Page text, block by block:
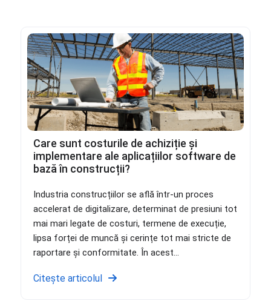
Care sunt costurile de achiziție și
implementare ale aplicațiilor software de
bază în construcții?
Industria construcțiilor se află într-un proces
accelerat de digitalizare, determinat de presiuni tot
mai mari legate de costuri, termene de execuție,
lipsa forței de muncă și cerințe tot mai stricte de
raportare și conformitate. În acest...
Citește articolul